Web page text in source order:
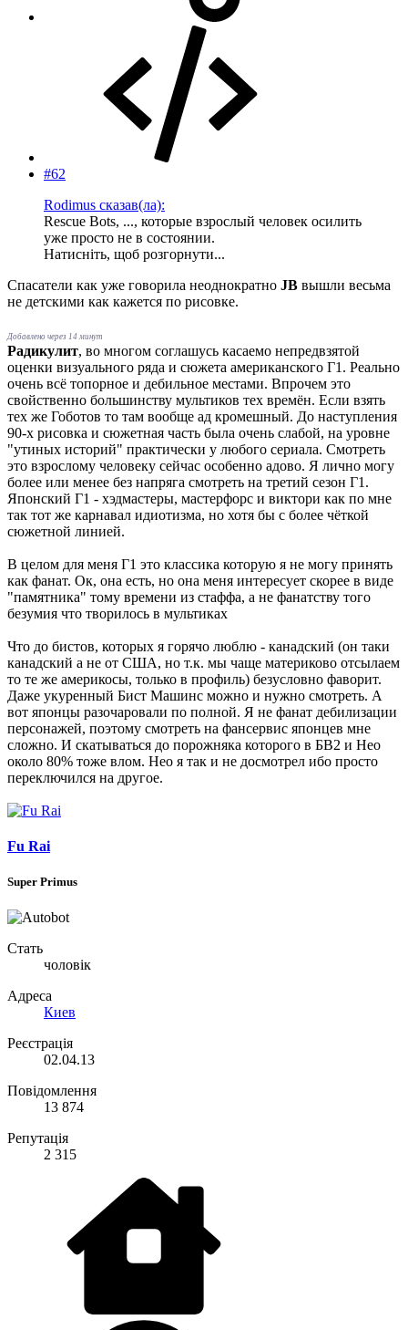
#62
Rodimus сказав(ла):
Rescue Bots, ..., которые взрослый человек осилить
уже просто не в состоянии.
Натисніть, щоб розгорнути...
Спасатели как уже говорила неоднократно JB вышли весьма
не детскими как кажется по рисовке.
Добавлено через 14 минут
Радикулит, во многом соглашусь касаемо непредвзятой
оценки визуального ряда и сюжета американского Г1. Реально
очень всё топорное и дебильное местами. Впрочем это
свойственно большинству мультиков тех времён. Если взять
тех же Гоботов то там вообще ад кромешный. До наступления
90-х рисовка и сюжетная часть была очень слабой, на уровне
"утиных историй" практически у любого сериала. Смотреть
это взрослому человеку сейчас особенно адово. Я лично могу
более или менее без напряга смотреть на третий сезон Г1.
Японский Г1 - хэдмастеры, мастерфорс и виктори как по мне
так тот же карнавал идиотизма, но хотя бы с более чёткой
сюжетной линией.
В целом для меня Г1 это классика которую я не могу принять
как фанат. Ок, она есть, но она меня интересует скорее в виде
"памятника" тому времени из стаффа, а не фанатству того
безумия что творилось в мультиках
Что до бистов, которых я горячо люблю - канадский (он таки
канадский а не от США, но т.к. мы чаще материково отсылаем
то те же америкосы, только в профиль) безусловно фаворит.
Даже укуренный Бист Машинс можно и нужно смотреть. А
вот японцы разочаровали по полной. Я не фанат дебилизации
персонажей, поэтому смотреть на фансервис японцев мне
сложно. И скатываться до порожняка которого в БВ2 и Нео
около 80% тоже влом. Нео я так и не досмотрел ибо просто
переключился на другое.
Fu Rai
Super Primus
Стать
чоловік
Адреса
Киев
Реєстрація
02.04.13
Повідомлення
13 874
Репутація
2 315